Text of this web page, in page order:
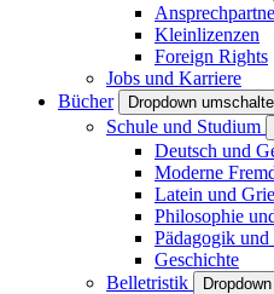
Kleinlizenzen
Foreign Rights
Jobs und Karriere
Bücher
Dropdown
Schule und Studium
Deutsch und
Moderne
Latein und
Philosophie
Pädagogik
Geschichte
Belletristik